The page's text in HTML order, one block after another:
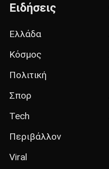
Ειδήσεις
Ελλάδα
Κόσμος
Πολιτική
Σπορ
Tech
Περιβάλλον
Viral